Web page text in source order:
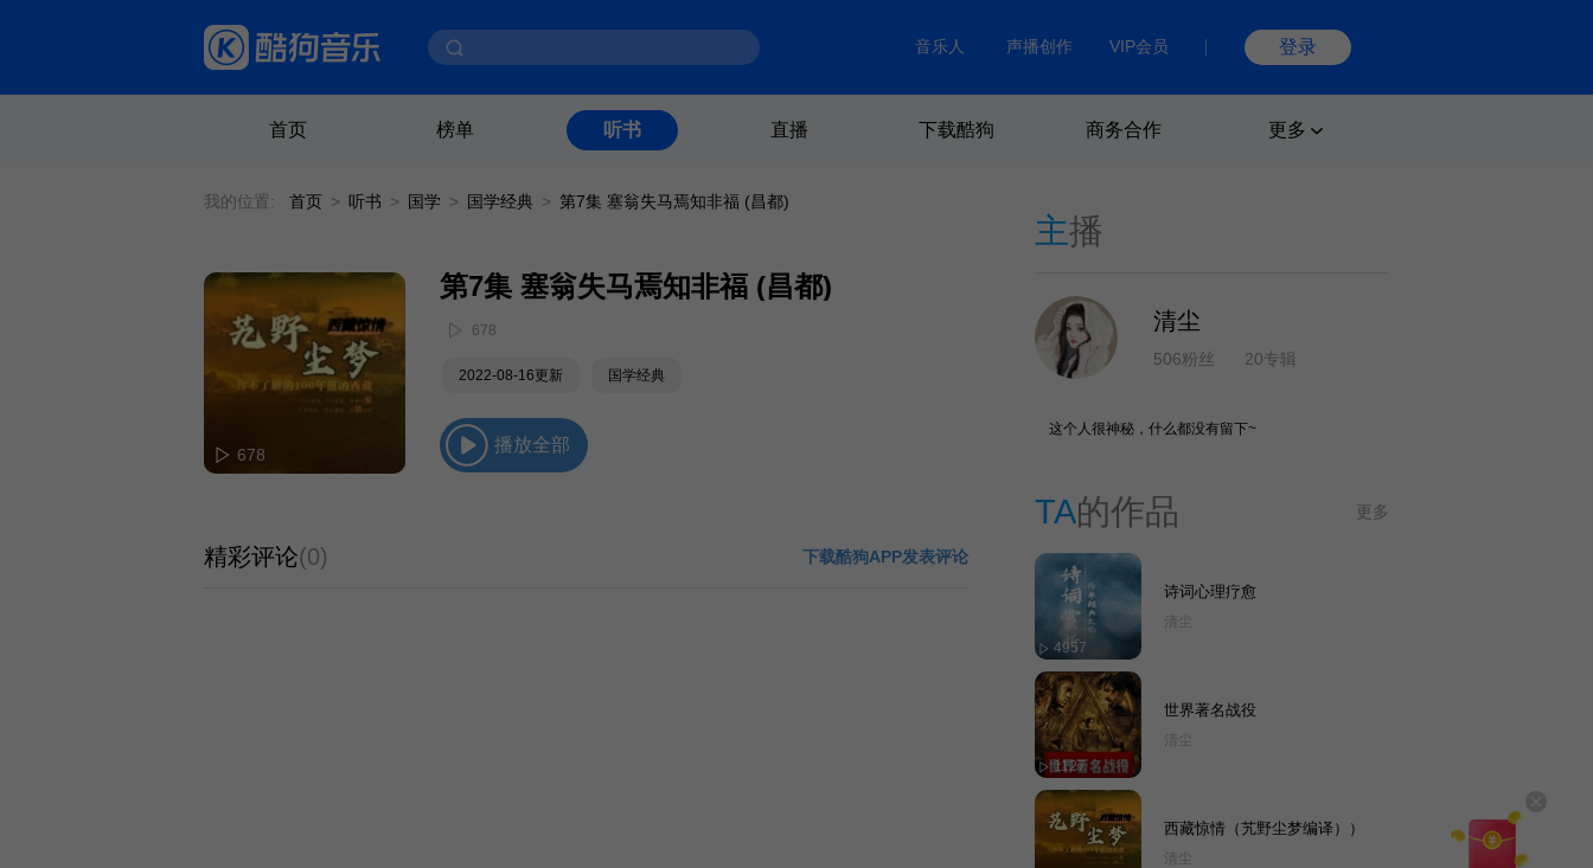
音乐人 声播创作 VIP会员 登录
首页 榜单 听书 直播 下载酷狗 商务合作 更多
我的位置: 首页 > 听书 > 国学 > 国学经典 > 第7集 塞翁失马焉知非福 (昌都)
678
第7集 塞翁失马焉知非福 (昌都)
678
2022-08-16更新 国学经典
播放全部
精彩评论(0) 下载酷狗APP发表评论
主播
清尘
506粉丝 20专辑
这个人很神秘，什么都没有留下~
TA的作品 更多
4957
诗词心理疗愈
清尘
1127
世界著名战役
清尘
西藏惊情（艽野尘梦编译））
清尘